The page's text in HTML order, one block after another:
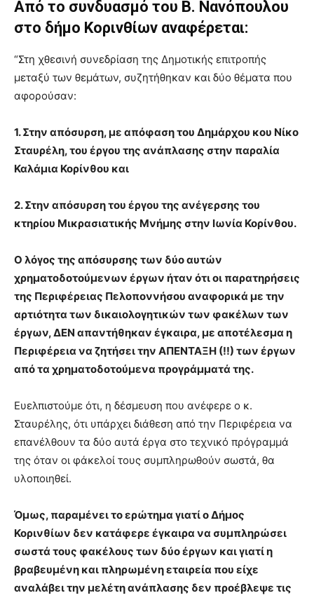
Από το συνδυασμό του Β. Νανόπουλου
στο δήμο Κορινθίων αναφέρεται:
“Στη χθεσινή συνεδρίαση της Δημοτικής επιτροπής
μεταξύ των θεμάτων, συζητήθηκαν και δύο θέματα που
αφορούσαν:
1. Στην απόσυρση, με απόφαση του Δημάρχου κου Νίκο
Σταυρέλη, του έργου της ανάπλασης στην παραλία
Καλάμια Κορίνθου και
2. Στην απόσυρση του έργου της ανέγερσης του
κτηρίου Μικρασιατικής Μνήμης στην Ιωνία Κορίνθου.
Ο λόγος της απόσυρσης των δύο αυτών
χρηματοδοτούμενων έργων ήταν ότι οι παρατηρήσεις
της Περιφέρειας Πελοποννήσου αναφορικά με την
αρτιότητα των δικαιολογητικών των φακέλων των
έργων, ΔΕΝ απαντήθηκαν έγκαιρα, με αποτέλεσμα η
Περιφέρεια να ζητήσει την ΑΠΕΝΤΑΞΗ (!!) των έργων
από τα χρηματοδοτούμενα προγράμματά της.
Ευελπιστούμε ότι, η δέσμευση που ανέφερε ο κ.
Σταυρέλης, ότι υπάρχει διάθεση από την Περιφέρεια να
επανέλθουν τα δύο αυτά έργα στο τεχνικό πρόγραμμά
της όταν οι φάκελοί τους συμπληρωθούν σωστά, θα
υλοποιηθεί.
Όμως, παραμένει το ερώτημα γιατί ο Δήμος
Κορινθίων δεν κατάφερε έγκαιρα να συμπληρώσει
σωστά τους φακέλους των δύο έργων και γιατί η
βραβευμένη και πληρωμένη εταιρεία που είχε
αναλάβει την μελέτη ανάπλασης δεν προέβλεψε τις